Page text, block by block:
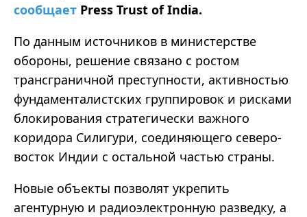
сообщает Press Trust of India.
По данным источников в министерстве
обороны, решение связано с ростом
трансграничной преступности, активностью
фундаменталистских группировок и рисками
блокирования стратегически важного
коридора Силигури, соединяющего северо-
восток Индии с остальной частью страны.
Новые объекты позволят укрепить
агентурную и радиоэлектронную разведку, а